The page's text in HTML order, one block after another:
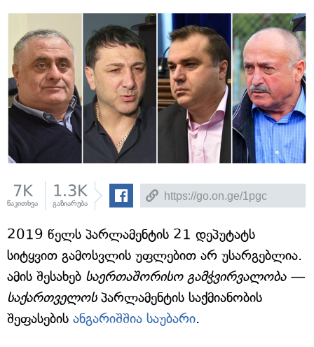
7K
წაკითხვა
1.3K
გაზიარება
2019 წელს პარლამენტის 21 დეპუტატს
სიტყვით გამოსვლის უფლებით არ უსარგებლია.
ამის შესახებ საერთაშორისო გამჭვირვალობა —
საქართველოს პარლამენტის საქმიანობის
შეფასების ანგარიშშია საუბარი.